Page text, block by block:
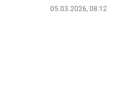
05.03.2026, 08:12